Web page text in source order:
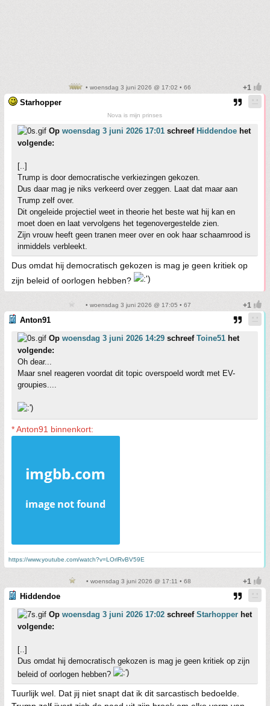
• woensdag 3 juni 2026 @ 17:02 • 66
Starhopper
Nova is mijn prinses
Op woensdag 3 juni 2026 17:01 schreef Hiddendoe het
volgende:
[..]
Trump is door democratische verkiezingen gekozen.
Dus daar mag je niks verkeerd over zeggen. Laat dat maar aan
Trump zelf over.
Dit ongeleide projectiel weet in theorie het beste wat hij kan en
moet doen en laat vervolgens het tegenovergestelde zien.
Zijn vrouw heeft geen tranen meer over en ook haar schaamrood is
inmiddels verbleekt.
Dus omdat hij democratisch gekozen is mag je geen kritiek op
zijn beleid of oorlogen hebben?
• woensdag 3 juni 2026 @ 17:05 • 67
Anton91
Op woensdag 3 juni 2026 14:29 schreef Toine51 het
volgende:
Oh dear...
Maar snel reageren voordat dit topic overspoeld wordt met EV-
groupies....
* Anton91 binnenkort:
https://www.youtube.com/watch?v=LOrlRvBV59E
• woensdag 3 juni 2026 @ 17:11 • 68
Hiddendoe
Op woensdag 3 juni 2026 17:02 schreef Starhopper het
volgende:
[..]
Dus omdat hij democratisch gekozen is mag je geen kritiek op zijn
beleid of oorlogen hebben?
Tuurlijk wel. Dat jij niet snapt dat ik dit sarcastisch bedoelde.